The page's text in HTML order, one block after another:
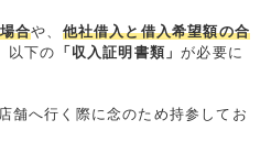
合や、 他社借入と借入希望額の合
以下の 「収入証明書類」が必要に
舗へ行く際に念のため持参してお